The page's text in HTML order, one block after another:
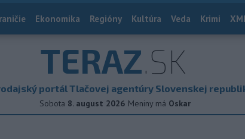
Ekonomika Regióny Kultúra Veda Krimi
TERAZ.SK
portál Tlačovej agentúry Slovenskej
Sobota 8. august 2026 Meniny má Oskar